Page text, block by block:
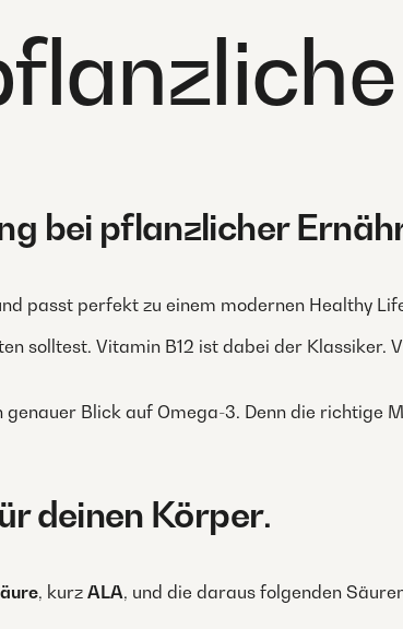
bei pflanzlicher
passt perfekt zu einem modernen Healthy
solltest. Vitamin B12 ist dabei der Klassiker.
Blick auf Omega-3. Denn die richtige
deinen Körper.
, kurz ALA, und die daraus folgenden